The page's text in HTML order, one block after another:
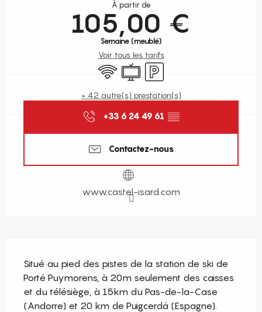
À partir de
105,00 €
Semaine (meublé)
Voir tous les tarifs
WiFi Télévision
Parking
+ 42 autre(s) prestation(s)
+33 6 24 49 61 ▒▒
Contactez-nous
www.castel-isard.com
Situé au pied des pistes de la station de ski de
Porté Puymorens, à 20m seulement des caisses
et du télésiège, à 15km du Pas-de-la-Case
(Andorre) et 20 km de Puigcerdá (Espagne).